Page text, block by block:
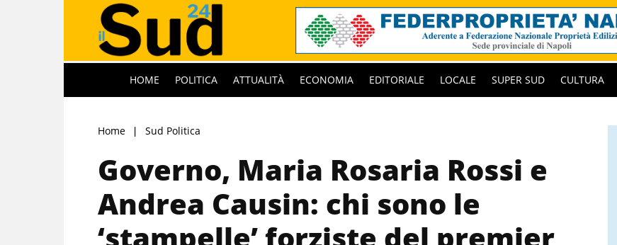
HOME POLITICA ATTUALITÀ ECONOMIA EDITORIALE LOCALE SUPER SUD CULTURA
Home Sud Politica
Governo, Maria Rosaria Rossi e
Andrea Causin: chi sono le